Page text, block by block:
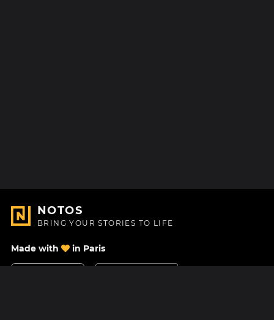
NOTOS
BRING YOUR STORIES TO LIFE
Made with in Paris